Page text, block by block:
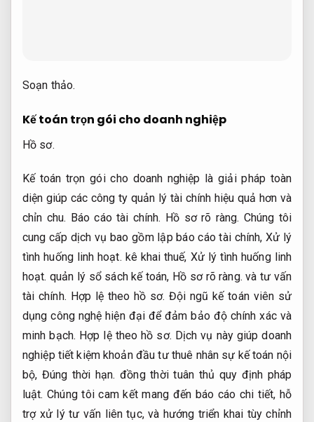
Soạn thảo.
Kế toán trọn gói cho doanh nghiệp
Hồ sơ.
Kế toán trọn gói cho doanh nghiệp là giải pháp toàn
diện giúp các công ty quản lý tài chính hiệu quả hơn và
chỉn chu. Báo cáo tài chính. Hồ sơ rõ ràng. Chúng tôi
cung cấp dịch vụ bao gồm lập báo cáo tài chính, Xử lý
tình huống linh hoạt. kê khai thuế, Xử lý tình huống linh
hoạt. quản lý sổ sách kế toán, Hồ sơ rõ ràng. và tư vấn
tài chính. Hợp lệ theo hồ sơ. Đội ngũ kế toán viên sử
dụng công nghệ hiện đại để đảm bảo độ chính xác và
minh bạch. Hợp lệ theo hồ sơ. Dịch vụ này giúp doanh
nghiệp tiết kiệm khoản đầu tư thuê nhân sự kế toán nội
bộ, Đúng thời hạn. đồng thời tuân thủ quy định pháp
luật. Chúng tôi cam kết mang đến báo cáo chi tiết, hỗ
trợ xử lý tư vấn liên tục, và hướng triển khai tùy chỉnh